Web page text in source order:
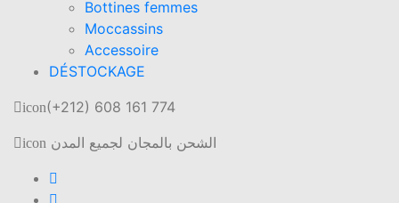
Bottines femmes
Moccassins
Accessoire
DÉSTOCKAGE
icon(+212) 608 161 774
icon الشحن بالمجان لجميع المدن